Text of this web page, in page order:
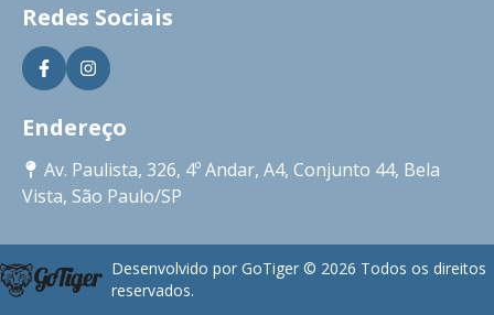
Redes Sociais
Endereço
Av. Paulista, 326, 4º Andar, A4, Conjunto 44, Bela
Vista, São Paulo/SP
Desenvolvido por GoTiger © 2026 Todos os direitos
reservados.